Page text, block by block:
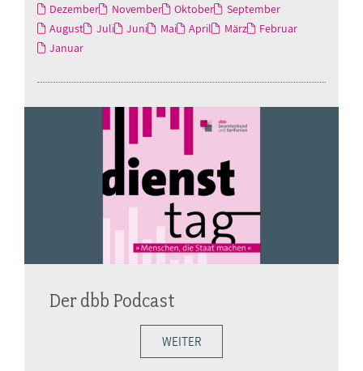
Dezember November Oktober
September
August
Juli Juni Mai April März
Februar
Januar
Der dbb Podcast
WEITER